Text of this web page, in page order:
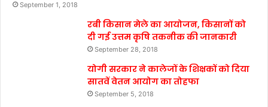
September 1, 2018
रबी किसान मेले का आयोजन, किसानों को
दी गई उत्तम कृषि तकनीक की जानकारी
September 28, 2018
योगी सरकार ने कालेजों के शिक्षकों को दिया
सातवें वेतन आयोग का तोहफा
September 5, 2018